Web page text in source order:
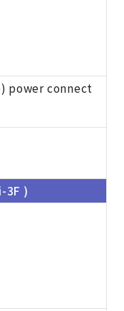
power connect
3F )